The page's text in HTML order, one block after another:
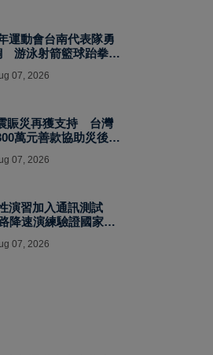
運動會台南代表隊勇
游泳射箭籃球跆拳道
07, 2026
賑災再獲支持 台灣
萬元善款協助災後復
07, 2026
演習加入通訊測試
降速演練驗證國家通
07, 2026